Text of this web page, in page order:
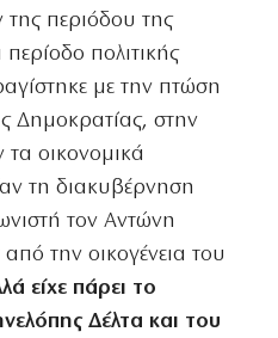
περιόδου της
πολιτικής
με την πτώση
Δημοκρατίας, στην
οικονομικά
τη διακυβέρνηση
τον Αντώνη
την οικογένεια του
είχε πάρει το
Δέλτα και του